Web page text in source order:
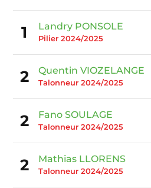
1 Landry PONSOLE
Pilier 2024/2025
2 Quentin VIOZELANGE
Talonneur 2024/2025
2 Fano SOULAGE
Talonneur 2024/2025
2 Mathias LLORENS
Talonneur 2024/2025